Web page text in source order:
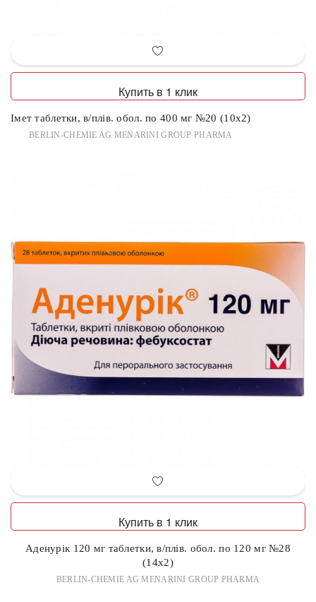
Купить в 1 клик
Імет таблетки, в/плів. обол. по 400 мг №20 (10х2)
BERLIN-CHEMIE AG MENARINI GROUP PHARMA
Купить в 1 клик
Аденурік 120 мг таблетки, в/плів. обол. по 120 мг №28
(14х2)
BERLIN-CHEMIE AG MENARINI GROUP PHARMA